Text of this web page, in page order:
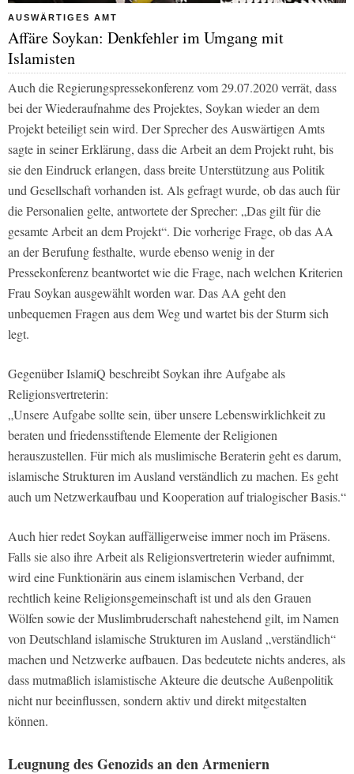
AUSWÄRTIGES AMT
Affäre Soykan: Denkfehler im Umgang mit
Islamisten
Auch die Regierungspressekonferenz vom 29.07.2020 verrät, dass
bei der Wiederaufnahme des Projektes, Soykan wieder an dem
Projekt beteiligt sein wird. Der Sprecher des Auswärtigen Amts
sagte in seiner Erklärung, dass die Arbeit an dem Projekt ruht, bis
sie den Eindruck erlangen, dass breite Unterstützung aus Politik
und Gesellschaft vorhanden ist. Als gefragt wurde, ob das auch für
die Personalien gelte, antwortete der Sprecher: „Das gilt für die
gesamte Arbeit an dem Projekt“. Die vorherige Frage, ob das AA
an der Berufung festhalte, wurde ebenso wenig in der
Pressekonferenz beantwortet wie die Frage, nach welchen Kriterien
Frau Soykan ausgewählt worden war. Das AA geht den
unbequemen Fragen aus dem Weg und wartet bis der Sturm sich
legt.
GegenüberIslamiQ beschreibt Soykan ihre Aufgabe als
Religionsvertreterin:
„Unsere Aufgabe sollte sein, über unsere Lebenswirklichkeit zu
beraten und friedensstiftende Elemente der Religionen
herauszustellen. Für mich als muslimische Beraterin geht es darum,
islamische Strukturen im Ausland verständlich zu machen. Es geht
auch um Netzwerkaufbau und Kooperation auf trialogischer Basis.“
Auch hier redet Soykan auffälligerweise immer noch im Präsens.
Falls sie also ihre Arbeit als Religionsvertreterin wieder aufnimmt,
wird eine Funktionärin aus einem islamischen Verband, der
rechtlich keine Religionsgemeinschaft ist und als den Grauen
Wölfen sowie der Muslimbruderschaft nahestehend gilt, im Namen
von Deutschland islamische Strukturen im Ausland „verständlich“
machen und Netzwerke aufbauen. Das bedeutete nichts anderes, als
dass mutmaßlich islamistische Akteure die deutsche Außenpolitik
nicht nur beeinflussen, sondern aktiv und direkt mitgestalten
können.
Leugnung des Genozids an den Armeniern